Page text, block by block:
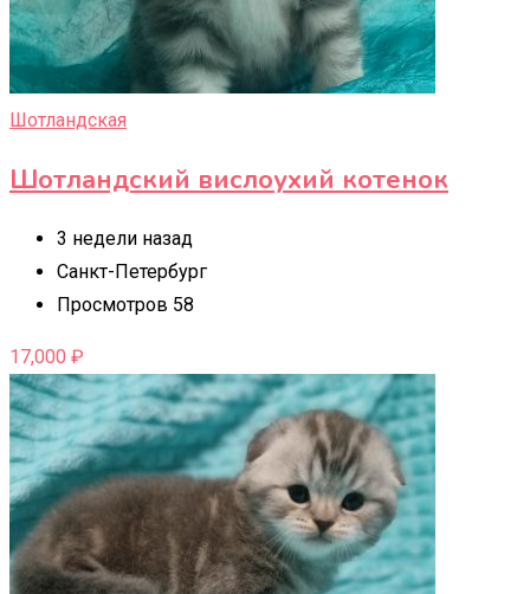
Шотландская
Шотландский вислоухий котенок
3 недели назад
Санкт-Петербург
Просмотров 58
17,000 ₽